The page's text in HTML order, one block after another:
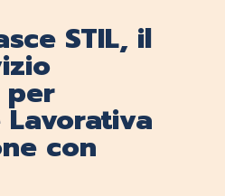
STIL, il
per
Lavorativa
con